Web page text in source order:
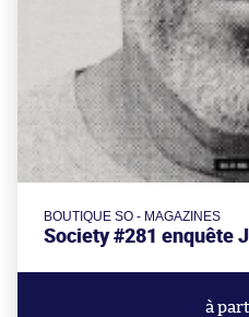
BOUTIQUE SO - MAGAZINES
Society #281 enquête
à